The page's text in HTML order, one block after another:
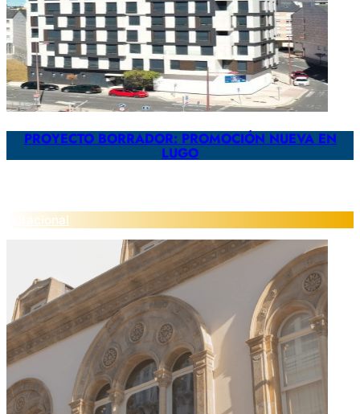
PROYECTO BORRADOR: PROMOCIÓN NUEVA EN
LUGO
Dotacional